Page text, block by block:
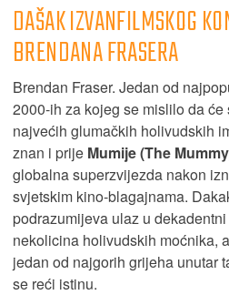
DAŠAK IZVANFILMSKOG
BRENDANA FRASERA
Brendan Fraser. Jedan od
2000-ih za kojeg se mislilo da
najvećih glumačkih holivudskih
znan i prije Mumije (The
globalna superzvijezda nakon
svjetskim kino-blagajnama.
podrazumijeva ulaz u
nekolicina holivudskih moćnika,
jedan od najgorih grijeha unutar
se reći istinu.